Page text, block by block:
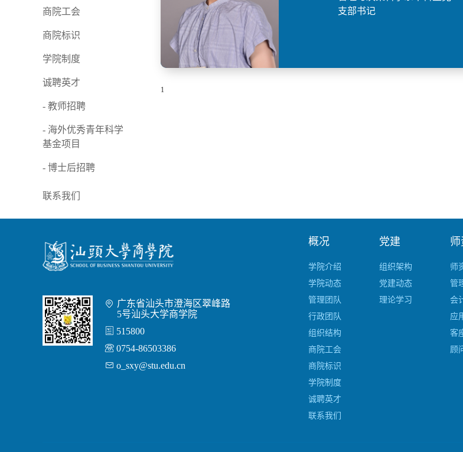
商院工会
商院标识
学院制度
诚聘英才
- 教师招聘
- 海外优秀青年科学
基金项目
- 博士后招聘
联系我们
支部书记
1
 广东省汕头市澄海区翠峰路
5号汕头大学商学院
 515800
 0754-86503386
 o_sxy@stu.edu.cn
概况
学院介绍
学院动态
管理团队
行政团队
组织结构
商院工会
商院标识
学院制度
诚聘英才
联系我们
党建
组织架构
党建动态
理论学习
师
师
管
会
应
客
顾